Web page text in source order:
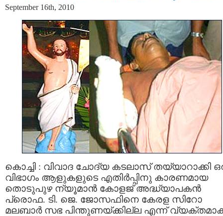
September 16th, 2010
കൊച്ചി : വിവാദ ചോദ്യ കടലാസ് തയ്യാറാക്കി
വിഭാഗം ആളുകളുടെ എതിര്‍പ്പിനു കാരണമായ
തൊടുപുഴ ന്യൂമാന്‍ കോളജ്‌ അദ്ധ്യാപകന്‍
പ്രൊഫ. ടി. ജെ. ജോസഫിനെ കേരള സിറോ
മലബാര്‍ സഭ പിന്തുണയ്ക്കില്ല എന്ന്